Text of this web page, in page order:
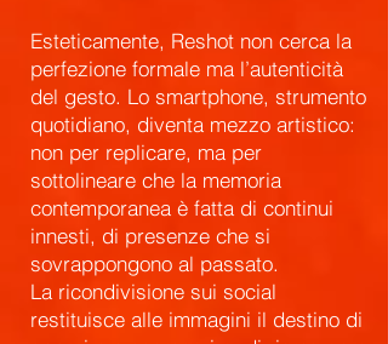
Esteticamente, Reshot non cerca la
perfezione formale ma l’autenticità
del gesto. Lo smartphone, strumento
quotidiano, diventa mezzo artistico:
non per replicare, ma per
sottolineare che la memoria
contemporanea è fatta di continui
innesti, di presenze che si
sovrappongono al passato.
La ricondivisione sui social
restituisce alle immagini il destino di